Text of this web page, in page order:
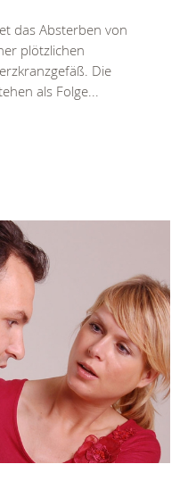
das Absterben von
plötzlichen
Die
als Folge...